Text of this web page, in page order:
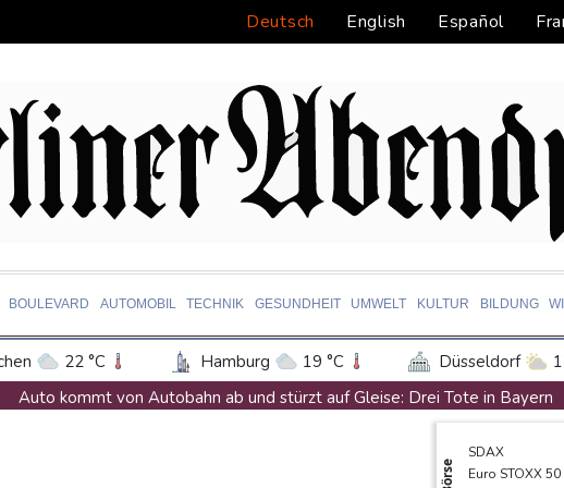
Deutsch English Español
BOULEVARD AUTOMOBIL TECHNIK GESUNDHEIT UMWELT KULTUR BILDUNG
22 °C Hamburg 19 °C Düsseldorf
Potsdam 23 °C Leipzig 24 °C
Bremen
Wien
Auto kommt von Autobahn ab und stürzt auf Gleise: Drei Tote in Bayern
DLRG: In diesem Jahr bereits mindestens 261 Badetote in Deutschland
Börse
SDAX
Euro STOXX 50